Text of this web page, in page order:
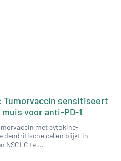
Tumorvaccin sensitiseert
muis voor anti-PD-1
met cytokine-
dendritische cellen blijkt in
NSCLC te ...